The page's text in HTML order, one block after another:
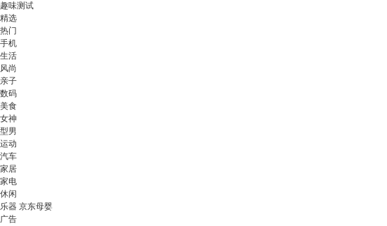
趣味测试
精选
热门
手机
生活
风尚
亲子
数码
美食
女神
型男
运动
汽车
家居
家电
休闲
乐器 京东母婴
广告